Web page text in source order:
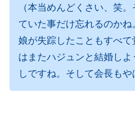
（本当めんどくさい、笑
ていた事だけ忘れるのか
娘が失踪したこともすべ
はまたハジュンと結婚し
しですね。そして会長もや